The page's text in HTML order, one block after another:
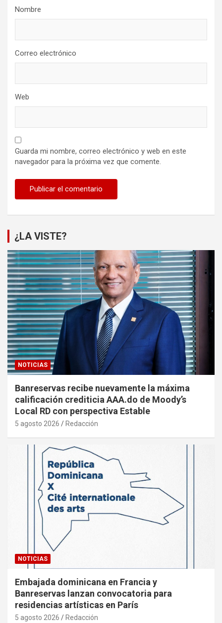
Nombre
Correo electrónico
Web
Guarda mi nombre, correo electrónico y web en este
navegador para la próxima vez que comente.
¿LA VISTE?
NOTICIAS
Banreservas recibe nuevamente la máxima
calificación crediticia AAA.do de Moody’s
Local RD con perspectiva Estable
5 agosto 2026 Redacción
NOTICIAS
Embajada dominicana en Francia y
Banreservas lanzan convocatoria para
residencias artísticas en París
5 agosto 2026 Redacción